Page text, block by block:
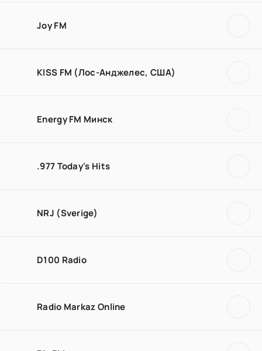
Joy FM
KISS FM (Лос-Анджелес, США)
Energy FM Минск
.977 Today's Hits
NRJ (Sverige)
D100 Radio
Radio Markaz Online